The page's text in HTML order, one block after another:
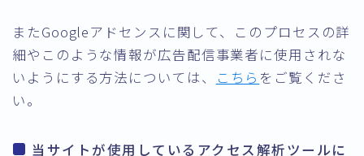
またGoogleアドセンスに関して、このプロセスの詳
細やこのような情報が広告配信事業者に使用されな
いようにする方法については、
こちら をご覧くださ
い。
当サイトが使用しているアクセス解析ツールに